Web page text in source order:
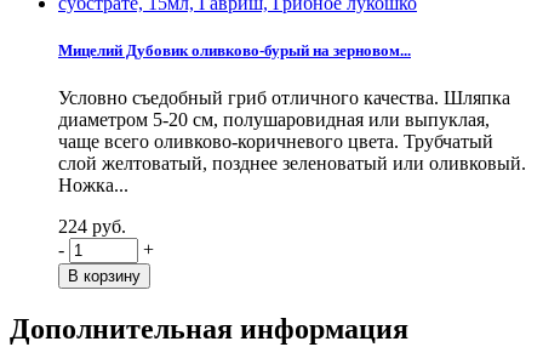
Мицелий Дубовик оливково-бурый на зерновом...
Условно съедобный гриб отличного качества. Шляпка
диаметром 5-20 см, полушаровидная или выпуклая,
чаще всего оливково-коричневого цвета. Трубчатый
слой желтоватый, позднее зеленоватый или оливковый.
Ножка...
224 руб.
-
+
Дополнительная информация